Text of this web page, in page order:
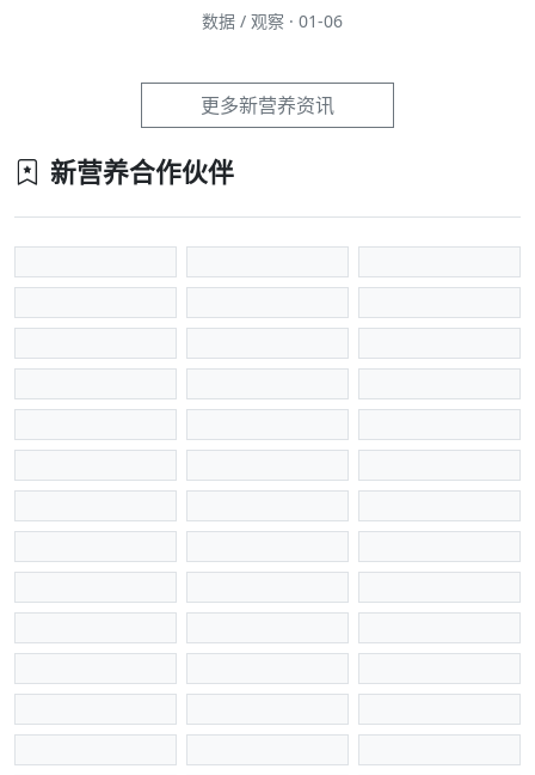
数据 / 观察 · 01-06
更多新营养资讯
新营养合作伙伴